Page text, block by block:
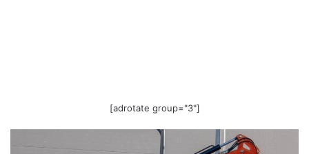
[adrotate group="3"]